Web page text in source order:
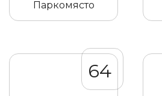
Паркомясто
64